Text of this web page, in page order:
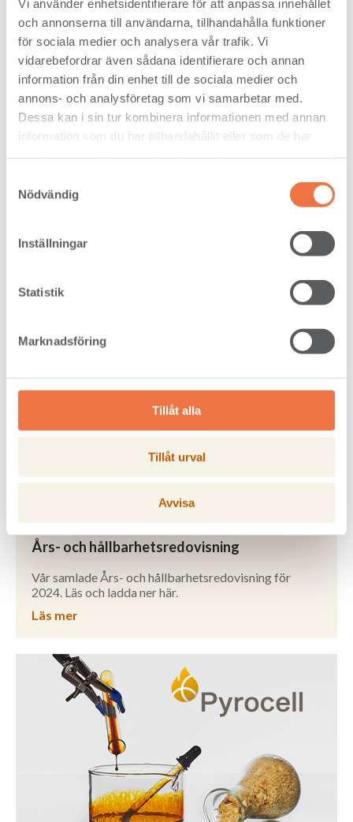
Vi använder enhetsidentifierare för att anpassa innehållet
och annonserna till användarna, tillhandahålla funktioner
för sociala medier och analysera vår trafik. Vi
vidarebefordrar även sådana identifierare och annan
information från din enhet till de sociala medier och
annons- och analysföretag som vi samarbetar med.
Dessa kan i sin tur kombinera informationen med annan
information som du har tillhandahållit eller som de har
Nödvändig
Inställningar
Statistik
Marknadsföring
Tillåt alla
Tillåt urval
Avvisa
Energimyndigheten, vilket innebär att de klassas som
hållbara.
Publicerad: 2024-01-16
Års- och hållbarhetsredovisning
Vår samlade Års- och hållbarhetsredovisning för
2024. Läs och ladda ner här.
Läs mer